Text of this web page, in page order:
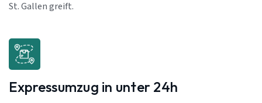
St. Gallen greift.
Expressumzug in unter 24h